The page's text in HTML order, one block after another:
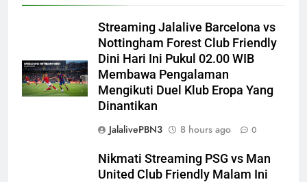
Streaming Jalalive Barcelona vs
Nottingham Forest Club Friendly
Dini Hari Ini Pukul 02.00 WIB
Membawa Pengalaman
Mengikuti Duel Klub Eropa Yang
Dinantikan
JalalivePBN3
8 hours ago 0
Nikmati Streaming PSG vs Man
United Club Friendly Malam Ini